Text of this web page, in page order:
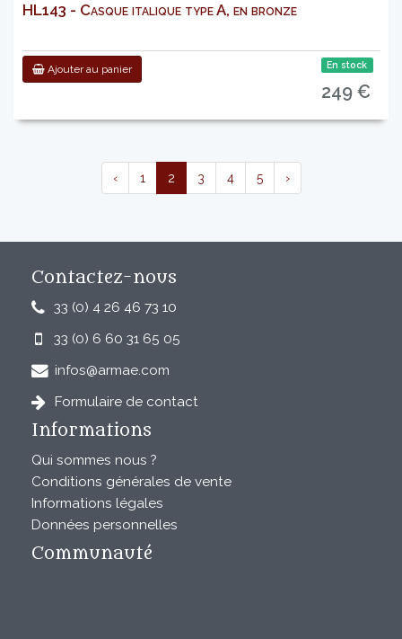
HL143 - Casque italique type A, en bronze
Ajouter au panier En stock
249 €
‹ 1 2 3 4 5 ›
Contactez-nous
33 (0) 4 26 46 73 10
33 (0) 6 60 31 65 05
infos@armae.com
Formulaire de contact
Informations
Qui sommes nous ?
Conditions générales de vente
Informations légales
Données personnelles
Communauté